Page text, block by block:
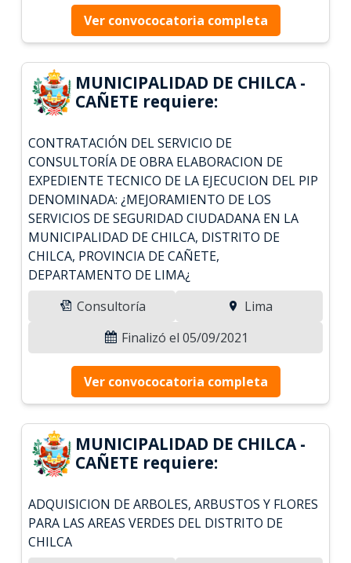
Ver convococatoria completa
MUNICIPALIDAD DE CHILCA -
CAÑETE requiere:
CONTRATACIÓN DEL SERVICIO DE
CONSULTORÍA DE OBRA ELABORACION DE
EXPEDIENTE TECNICO DE LA EJECUCION DEL PIP
DENOMINADA: ¿MEJORAMIENTO DE LOS
SERVICIOS DE SEGURIDAD CIUDADANA EN LA
MUNICIPALIDAD DE CHILCA, DISTRITO DE
CHILCA, PROVINCIA DE CAÑETE,
DEPARTAMENTO DE LIMA¿
Consultoría
Lima
Finalizó el 05/09/2021
Ver convococatoria completa
MUNICIPALIDAD DE CHILCA -
CAÑETE requiere:
ADQUISICION DE ARBOLES, ARBUSTOS Y FLORES
PARA LAS AREAS VERDES DEL DISTRITO DE
CHILCA